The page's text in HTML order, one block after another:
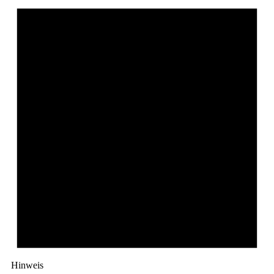
Hinweis